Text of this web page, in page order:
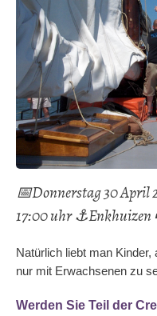
📅Donnerstag 30 April
17:00 uhr
Natürlich liebt man
nur mit Erwachsenen zu
Werden Sie Teil der